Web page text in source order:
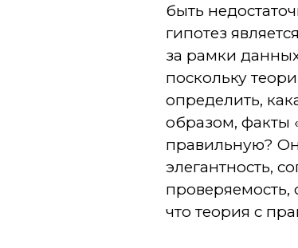
быть
гипотез
за рамки
поскольку
определить,
образом, факты
правильную?
элегантность,
проверяемость,
что теория с